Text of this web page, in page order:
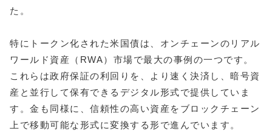
た。
特にトークン化された米国債は、オンチェーンのリアル
ワールド資産（RWA）市場で最大の事例の一つです。
これらは政府保証の利回りを、より速く決済し、暗号資
産と並行して保有できるデジタル形式で提供していま
す。金も同様に、信頼性の高い資産をブロックチェーン
上で移動可能な形式に変換する形で進んでいます。